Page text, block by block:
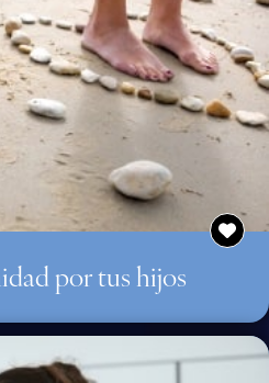
por tus hijos